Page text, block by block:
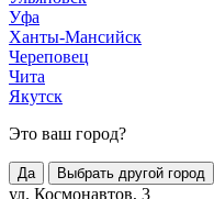
Уфа
Ханты-Мансийск
Череповец
Чита
Якутск
Это ваш город?
Да Выбрать другой город
ул. Космонавтов, 3